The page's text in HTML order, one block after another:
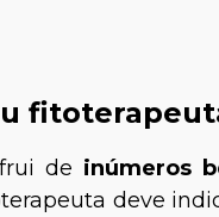
de inúmeros
deve